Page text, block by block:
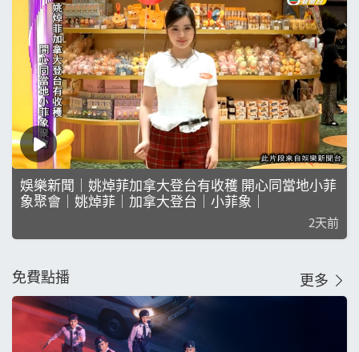
娛樂新聞｜姚焯菲加拿大登台有收穫 開心同當地小菲
象聚會｜姚焯菲｜加拿大登台｜小菲象｜
2天前
免費點播 更多